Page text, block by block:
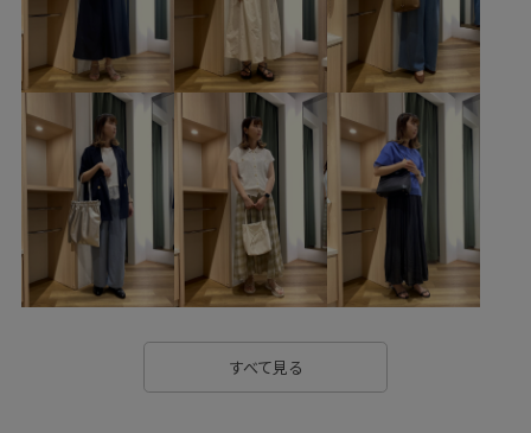
26SSRP羽織り 26SS_エアリーリネンライク
26SSエアリーリネンライク 2BUY10%OFF対象商品
RP26SS RP26SS_besthit RP26SS_goods
RP26SS着映えトップス RP26under4200 UVカット
Wpickup_items きちんと感 きれいめ こなれ感
さらっと着れる ちゃんとプラスかわいい保証
エナメル素材 オフィス オフィスカジュアル
カラーバリエーション豊富
ギャザーデザイン コクーンシルエット コットン
すべて見る